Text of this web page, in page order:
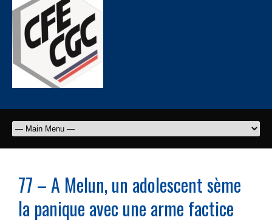
77 – A Melun, un adolescent sème
la panique avec une arme factice